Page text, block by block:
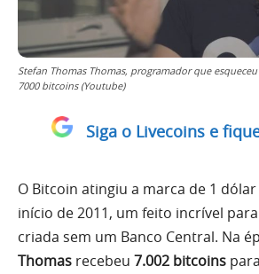
Stefan Thomas Thomas, programador que
7000 bitcoins (Youtube)
Siga o Livecoins e
O Bitcoin atingiu a marca de 1
início de 2011, um feito incrível
criada sem um Banco Central. Na
Thomas recebeu 7.002 bitcoins